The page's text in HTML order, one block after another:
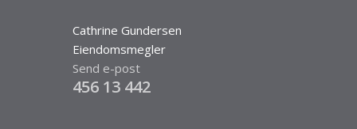
Cathrine Gundersen
Eiendomsmegler
Send e-post
456 13 442